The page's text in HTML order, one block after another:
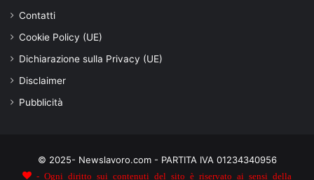
Contatti
Cookie Policy (UE)
Dichiarazione sulla Privacy (UE)
Disclaimer
Pubblicità
© 2025- Newslavoro.com - PARTITA IVA 01234340956
- Ogni diritto sui contenuti del sito è riservato ai sensi della